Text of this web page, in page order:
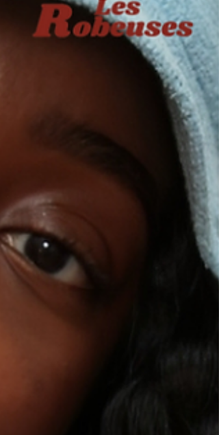
message : s'habiller ce n'est pas chercher à
plaire à tout prix, c'est un moyen d'exprimer
qui l'on est vraiment, c'est un acte d'amour